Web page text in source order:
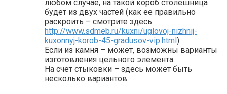
любом случае, на такой короб столешница
будет из двух частей (как ее правильно
раскроить – смотрите здесь:
http://www.sdmeb.ru/kuxni/uglovoj-nizhnij-
kuxonnyj-korob-45-gradusov-vip.html)
Если из камня – может, возможны варианты
изготовления цельного элемента.
На счет стыковки – здесь может быть
несколько вариантов: